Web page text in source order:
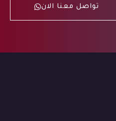
تواصل معنا الان